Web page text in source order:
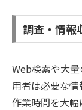
調査・情報
Web検索や大
用者は必要な情
作業時間を大